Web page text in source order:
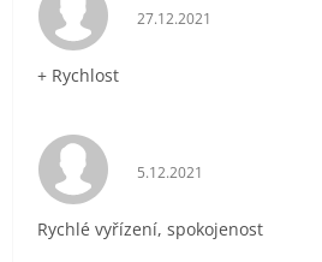
Hodnocení obchodu je
27.12.2021
+ Rychlost
Hodnocení obchodu je
5.12.2021
Rychlé vyřízení, spokojenost